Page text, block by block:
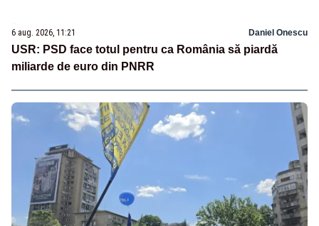
6 aug. 2026, 11:21 Daniel Onescu
USR: PSD face totul pentru ca România să piardă
miliarde de euro din PNRR